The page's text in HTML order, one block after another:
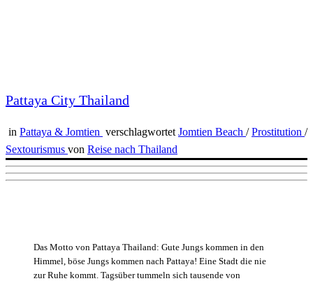
Das Motto von Pattaya Thailand: Gute Jungs kommen in den
Himmel, böse Jungs kommen nach Pattaya! Eine Stadt die nie
zur Ruhe kommt. Tagsüber tummeln sich tausende von
Pattaya City Thailand
in Pattaya & Jomtien verschlagwortet Jomtien Beach /Prostitution /
Sextourismus von Reise nach Thailand